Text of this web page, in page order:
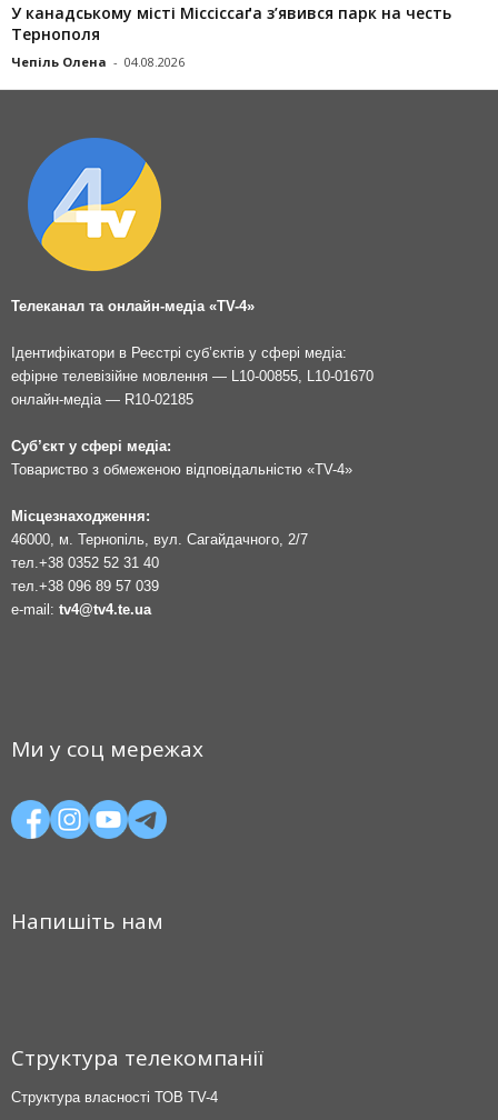
У канадському місті Міссіссаґа з’явився парк на честь
Тернополя
Чепіль Олена - 04.08.2026
Телеканал та онлайн-медіа «TV-4»
Ідентифікатори в Реєстрі суб’єктів у сфері медіа:
ефірне телевізійне мовлення — L10-00855, L10-01670
онлайн-медіа — R10-02185
Суб’єкт у сфері медіа:
Товариство з обмеженою відповідальністю «TV-4»
Місцезнаходження:
46000, м. Тернопіль, вул. Сагайдачного, 2/7
тел. +38 0352 52 31 40
тел. +38 096 89 57 039
e-mail: tv4@tv4.te.ua
Ми у соц мережах
Напишіть нам
Структура телекомпанії
Структура власності ТОВ TV-4